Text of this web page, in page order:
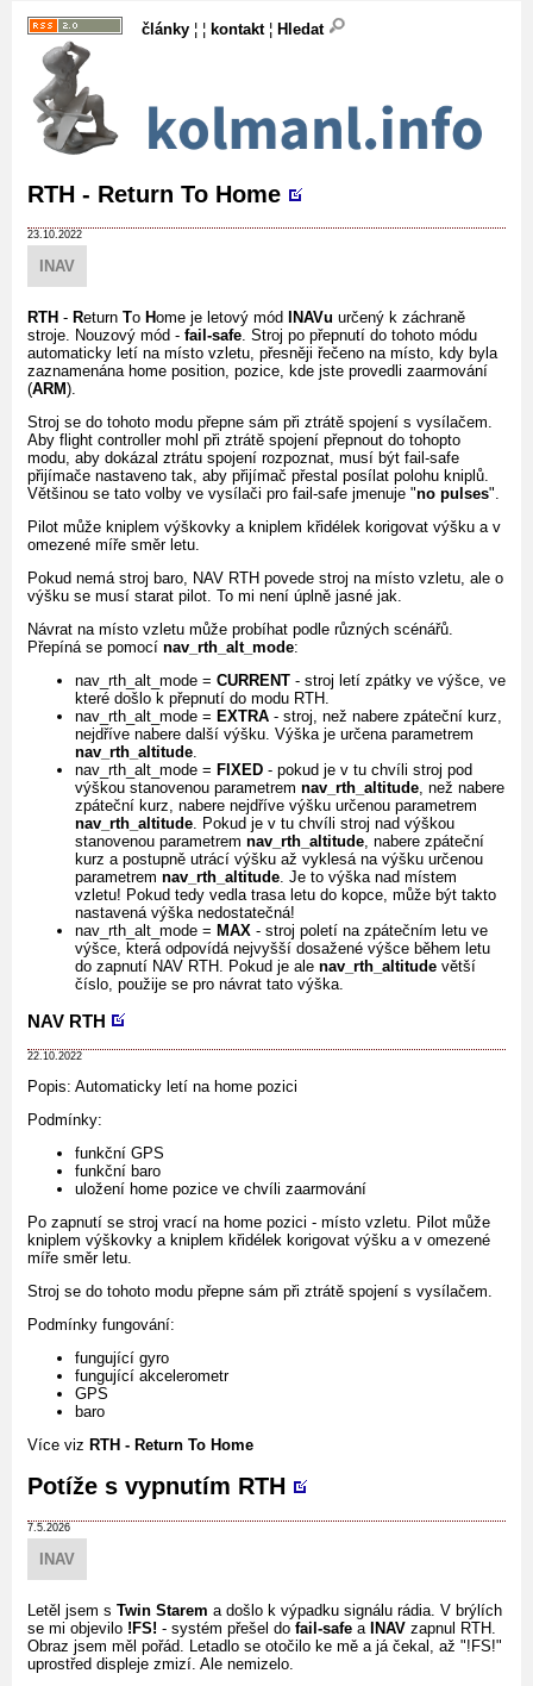
články ¦ ¦ kontakt¦ Hledat
RTH - Return To Home
23.10.2022
INAV
RTH - Return To Home je letový mód INAVu určený k záchraně
stroje. Nouzový mód - fail-safe . Stroj po přepnutí do tohoto módu
automaticky letí na místo vzletu, přesněji řečeno na místo, kdy byla
zaznamenána home position, pozice, kde jste provedli zaarmování
(ARM).
Stroj se do tohoto modu přepne sám při ztrátě spojení s vysílačem.
Aby flight controller mohl při ztrátě spojení přepnout do tohopto
modu, aby dokázal ztrátu spojení rozpoznat, musí být fail-safe
přijímače nastaveno tak, aby přijímač přestal posílat polohu kniplů.
Většinou se tato volby ve vysílači pro fail-safe jmenuje "no pulses".
Pilot může kniplem výškovky a kniplem křidélek korigovat výšku a v
omezené míře směr letu.
Pokud nemá stroj baro, NAV RTH povede stroj na místo vzletu, ale o
výšku se musí starat pilot. To mi není úplně jasné jak.
Návrat na místo vzletu může probíhat podle různých scénářů.
Přepíná se pomocí nav_rth_alt_mode:
nav_rth_alt_mode = CURRENT - stroj letí zpátky ve výšce, ve
které došlo k přepnutí do modu RTH.
nav_rth_alt_mode = EXTRA - stroj, než nabere zpáteční kurz,
nejdříve nabere další výšku. Výška je určena parametrem
nav_rth_altitude
nav_rth_alt_mode = FIXED - pokud je v tu chvíli stroj pod
výškou stanovenou parametrem nav_rth_altitude , než nabere
zpáteční kurz, nabere nejdříve výšku určenou parametrem
nav_rth_altitude . Pokud je v tu chvíli stroj nad výškou
stanovenou parametrem nav_rth_altitude , nabere zpáteční
kurz a postupně utrácí výšku až vyklesá na výšku určenou
parametrem nav_rth_altitude . Je to výška nad místem
vzletu! Pokud tedy vedla trasa letu do kopce, může být takto
nastavená výška nedostatečná!
nav_rth_alt_mode = MAX - stroj poletí na zpátečním letu ve
výšce, která odpovídá nejvyšší dosažené výšce během letu
do zapnutí NAV RTH. Pokud je ale nav_rth_altitude větší
číslo, použije se pro návrat tato výška.
NAV RTH
22.10.2022
Popis: Automaticky letí na home pozici
Podmínky:
funkční GPS
funkční baro
uložení home pozice ve chvíli zaarmování
Po zapnutí se stroj vrací na home pozici - místo vzletu. Pilot může
kniplem výškovky a kniplem křidélek korigovat výšku a v omezené
míře směr letu.
Stroj se do tohoto modu přepne sám při ztrátě spojení s vysílačem.
Podmínky fungování:
fungující gyro
fungující akcelerometr
GPS
baro
Více viz RTH - Return To Home
Potíže s vypnutím RTH
7.5.2026
INAV
Letěl jsem s Twin Starem a došlo k výpadku signálu rádia. V brýlích
se mi objevilo !FS! - systém přešel do fail-safe a INAV zapnul RTH.
Obraz jsem měl pořád. Letadlo se otočilo ke mě a já čekal, až "!FS!"
uprostřed displeje zmizí. Ale nemizelo.